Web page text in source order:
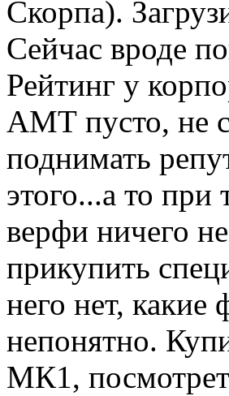
Скорпа).
Сейчас вроде
Рейтинг у
АМТ пусто, не
поднимать
этого...а то
верфи ничего
прикупить
него нет, какие
непонятно.
МК1,